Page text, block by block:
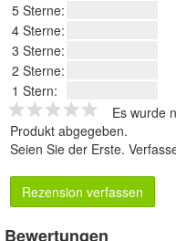
5 Sterne:
4 Sterne:
3 Sterne:
2 Sterne:
1 Stern:
Es wurde
Produkt abgegeben.
Seien Sie der Erste.
Rezension verfassen
Bewertungen